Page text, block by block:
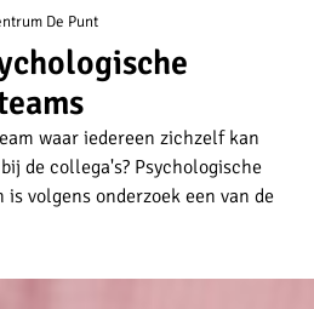
De Punt
waar iedereen zichzelf kan
de collega's? Psychologische
volgens onderzoek een van de